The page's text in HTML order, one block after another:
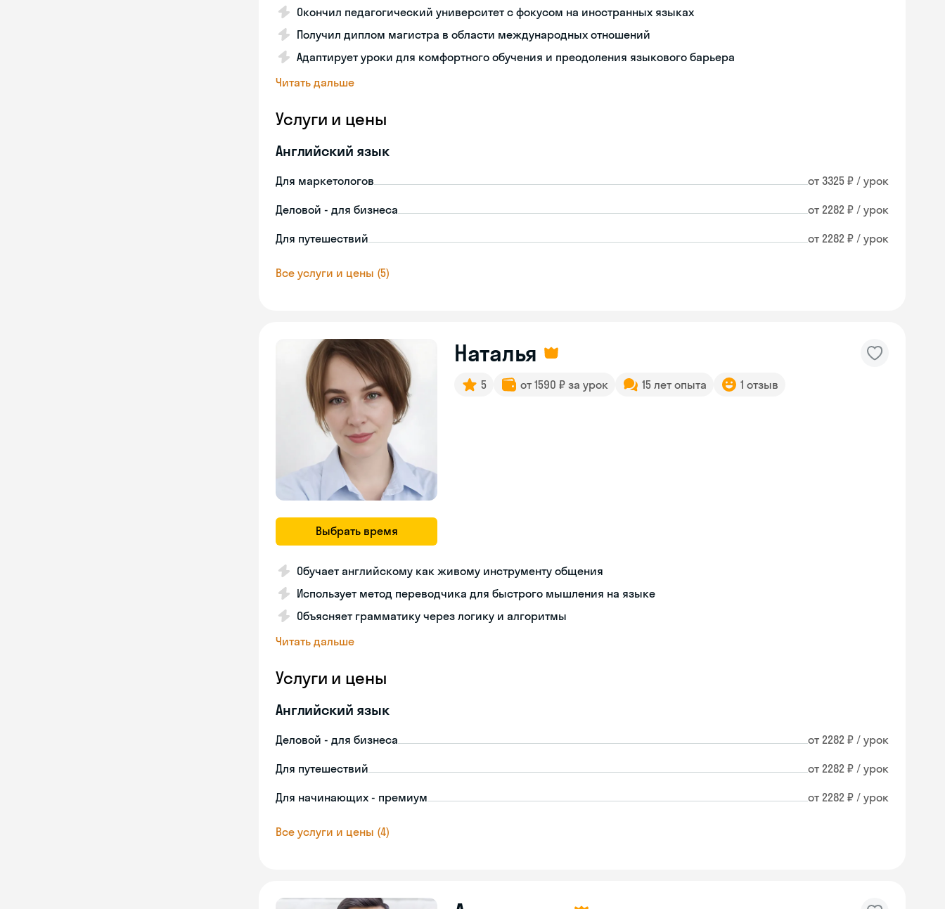
Окончил педагогический университет с фокусом на иностранных языках
Получил диплом магистра в области международных отношений
Адаптирует уроки для комфортного обучения и преодоления языкового барьера
Читать дальше
Услуги и цены
Английский язык
Для маркетологов от 3325 ₽ / урок
Деловой - для бизнеса от 2282 ₽ / урок
Для путешествий от 2282 ₽ / урок
Все услуги и цены (5)
Выбрать время
Наталья
5 от 1590 ₽ за урок 15 лет опыта 1 отзыв
Обучает английскому как живому инструменту общения
Использует метод переводчика для быстрого мышления на языке
Объясняет грамматику через логику и алгоритмы
Читать дальше
Услуги и цены
Английский язык
Деловой - для бизнеса от 2282 ₽ / урок
Для путешествий от 2282 ₽ / урок
Для начинающих - премиум от 2282 ₽ / урок
Все услуги и цены (4)